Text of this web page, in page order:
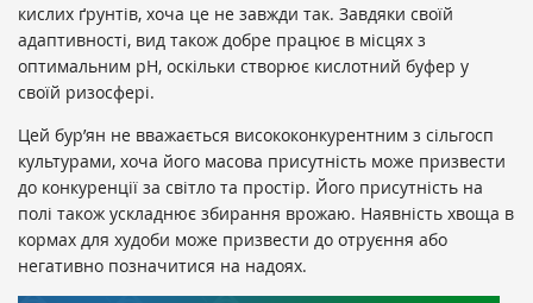
кислих ґрунтів, хоча це не завжди так. Завдяки своїй
адаптивності, вид також добре працює в місцях з
оптимальним pH, оскільки створює кислотний буфер у
своїй ризосфері.
Цей бур’ян не вважається висококонкурентним з сільгосп
культурами, хоча його масова присутність може призвести
до конкуренції за світло та простір. Його присутність на
полі також ускладнює збирання врожаю. Наявність хвоща в
кормах для худоби може призвести до отруєння або
негативно позначитися на надоях.